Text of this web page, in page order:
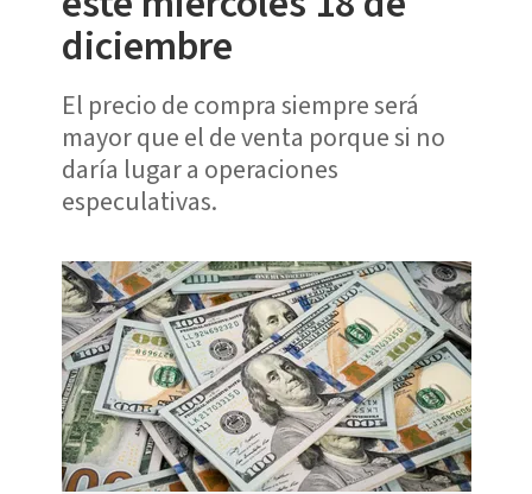
diciembre
El precio de compra siempre será
mayor que el de venta porque si no
daría lugar a operaciones
especulativas.